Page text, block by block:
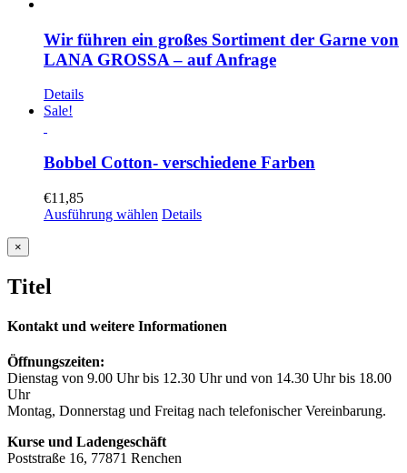
Wir führen ein großes Sortiment der Garne von
LANA GROSSA – auf Anfrage
Details
Sale!
Bobbel Cotton- verschiedene Farben
€11,85
Ausführung wählen Details
Close
product
view
×
Titel
Kontakt und weitere Informationen
Öffnungszeiten:
Dienstag von 9.00 Uhr bis 12.30 Uhr und von 14.30 Uhr bis 18.00
Uhr
Montag, Donnerstag und Freitag nach telefonischer Vereinbarung.
Kurse und Ladengeschäft
Poststraße 16, 77871 Renchen